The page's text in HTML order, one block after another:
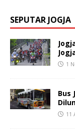
SEPUTAR JOGJA
1
Bus
11